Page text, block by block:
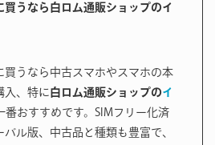
買うなら白ロム通販ショップのイ
買うなら中古スマホやスマホの本
入、特に 白ロム通販ショップのイ
番おすすめです。SIMフリー化済
ル版、中古品と種類も豊富で、